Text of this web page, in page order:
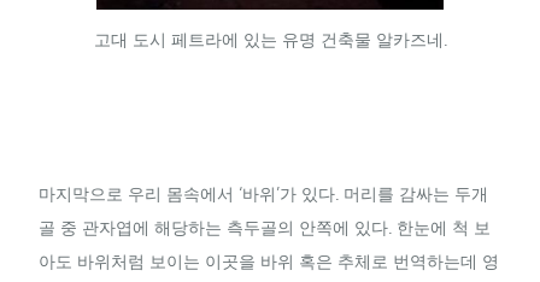
고대 도시 페트라에 있는 유명 건축물 알카즈네.
마지막으로 우리 몸속에서 ‘바위’가 있다. 머리를 감싸는 두개
골 중 관자엽에 해당하는 측두골의 안쪽에 있다. 한눈에 척 보
아도 바위처럼 보이는 이곳을 바위 혹은 추체로 번역하는데 영